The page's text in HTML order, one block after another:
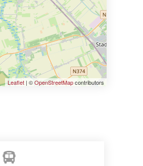
Leaflet | ©OpenStreetMapcontributors